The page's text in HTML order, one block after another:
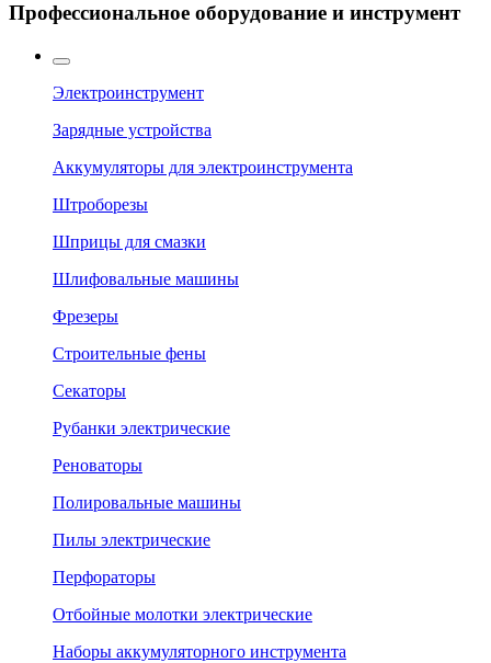
Профессиональное оборудование и инструмент
Электроинструмент
Зарядные устройства
Аккумуляторы для электроинструмента
Штроборезы
Шприцы для смазки
Шлифовальные машины
Фрезеры
Строительные фены
Секаторы
Рубанки электрические
Реноваторы
Полировальные машины
Пилы электрические
Перфораторы
Отбойные молотки электрические
Наборы аккумуляторного инструмента